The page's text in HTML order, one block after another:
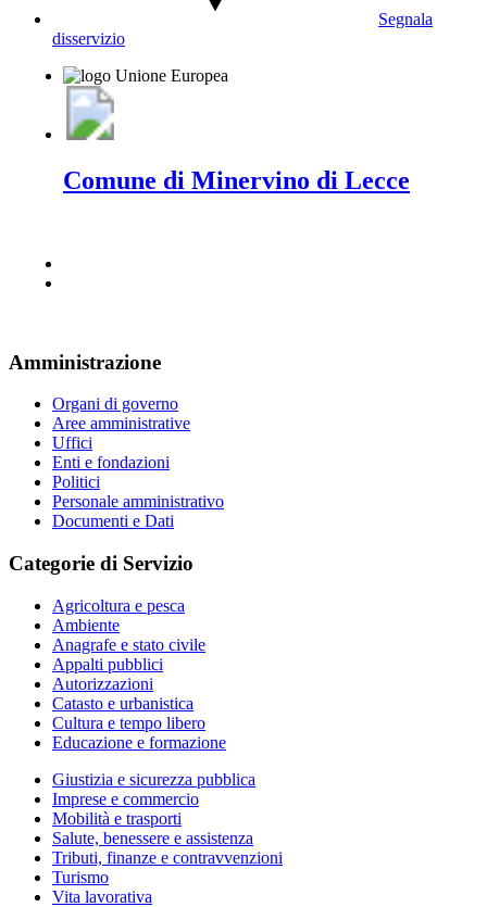
Segnala
disservizio
Comune di Minervino di Lecce
Amministrazione
Organi di governo
Aree amministrative
Uffici
Enti e fondazioni
Politici
Personale amministrativo
Documenti e Dati
Categorie di Servizio
Agricoltura e pesca
Ambiente
Anagrafe e stato civile
Appalti pubblici
Autorizzazioni
Catasto e urbanistica
Cultura e tempo libero
Educazione e formazione
Giustizia e sicurezza pubblica
Imprese e commercio
Mobilità e trasporti
Salute, benessere e assistenza
Tributi, finanze e contravvenzioni
Turismo
Vita lavorativa